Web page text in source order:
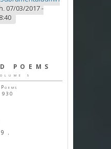
07/03/2017 -
POEMS
5